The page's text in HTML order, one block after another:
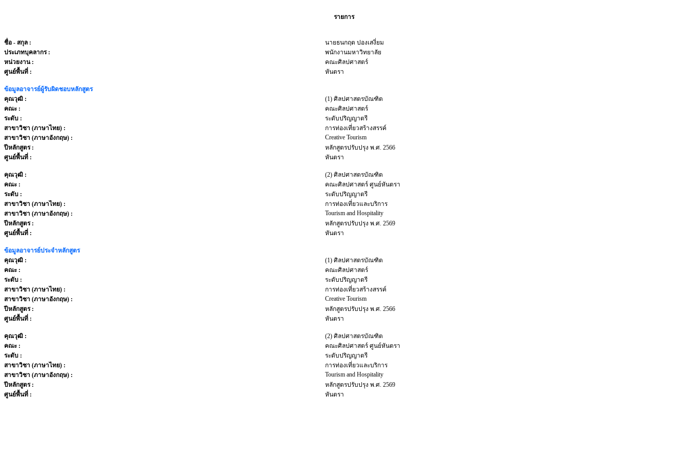
รายการ
ชื่อ - สกุล :
นายธนกฤต ปองเสงี่ยม
ประเภทบุคลากร :
พนักงานมหาวิทยาลัย
หน่วยงาน :
คณะศิลปศาสตร์
ศูนย์พื้นที่ :
หันตรา
ข้อมูลอาจารย์ผู้รับผิดชอบหลักสูตร
คุณวุฒิ :
(1) ศิลปศาสตรบัณฑิต
คณะ :
คณะศิลปศาสตร์
ระดับ :
ระดับปริญญาตรี
สาขาวิชา (ภาษาไทย) :
การท่องเที่ยวสร้างสรรค์
สาขาวิชา (ภาษาอังกฤษ) :
Creative Tourism
ปีหลักสูตร :
หลักสูตรปรับปรุง พ.ศ. 2566
ศูนย์พื้นที่ :
หันตรา
คุณวุฒิ :
(2) ศิลปศาสตรบัณฑิต
คณะ :
คณะศิลปศาสตร์ ศูนย์หันตรา
ระดับ :
ระดับปริญญาตรี
สาขาวิชา (ภาษาไทย) :
การท่องเที่ยวและบริการ
สาขาวิชา (ภาษาอังกฤษ) :
Tourism and Hospitality
ปีหลักสูตร :
หลักสูตรปรับปรุง พ.ศ. 2569
ศูนย์พื้นที่ :
หันตรา
ข้อมูลอาจารย์ประจำหลักสูตร
คุณวุฒิ :
(1) ศิลปศาสตรบัณฑิต
คณะ :
คณะศิลปศาสตร์
ระดับ :
ระดับปริญญาตรี
สาขาวิชา (ภาษาไทย) :
การท่องเที่ยวสร้างสรรค์
สาขาวิชา (ภาษาอังกฤษ) :
Creative Tourism
ปีหลักสูตร :
หลักสูตรปรับปรุง พ.ศ. 2566
ศูนย์พื้นที่ :
หันตรา
คุณวุฒิ :
(2) ศิลปศาสตรบัณฑิต
คณะ :
คณะศิลปศาสตร์ ศูนย์หันตรา
ระดับ :
ระดับปริญญาตรี
สาขาวิชา (ภาษาไทย) :
การท่องเที่ยวและบริการ
สาขาวิชา (ภาษาอังกฤษ) :
Tourism and Hospitality
ปีหลักสูตร :
หลักสูตรปรับปรุง พ.ศ. 2569
ศูนย์พื้นที่ :
หันตรา